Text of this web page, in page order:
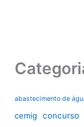
abastecimento de
cemig concurso